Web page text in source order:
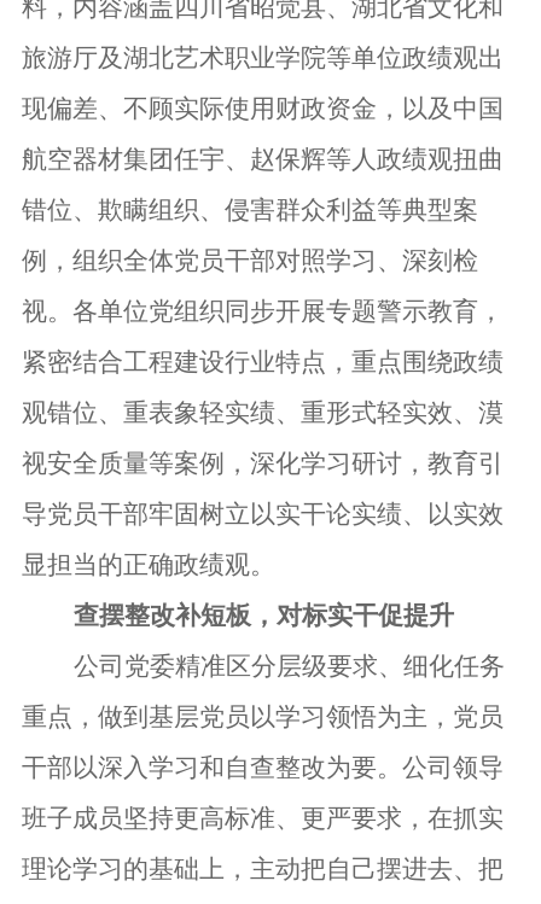
料，内容涵盖 四川省昭觉县、湖北省文化和
旅游厅及湖北艺术职业学院等单位政绩观出
现偏差、不顾实际使用财政资金 ， 以及 中国
航空器材集团任宇、赵保辉等人政绩观扭曲
错位、欺瞒组织、侵害群众利益等典型案
例 ， 组织全体党员干部对照学习、深刻检
视。各单位党组织同步开展专题警示教育，
紧密结合工程建设行业特点，重点围绕政绩
观错位、重表象轻实绩、 重形式轻实效、 漠
视安全质量等案例 ，深化学习研讨， 教育引
导党员干部牢固树立以实干论实绩、以实效
显担当的正确政绩观。
查摆整改补短板，对标实干促提升
公司党委精准区分层级要求、细化任务
重点，做到 基层党员以学习领悟为主，党员
干部以深入学习和自查整改为要。公司领导
班子成员坚持更高标准、更严要求，在抓实
理论学习的基础上，主动把自己摆进去、把